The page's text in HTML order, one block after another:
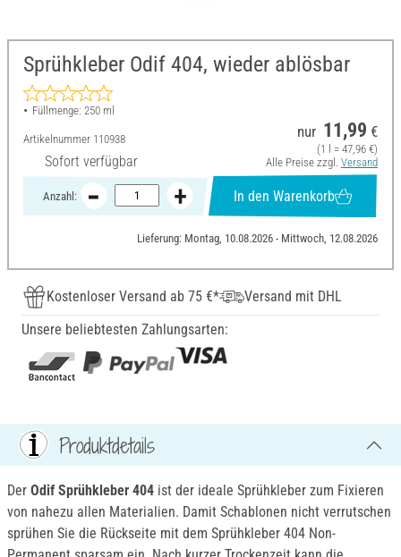
Sprühkleber Odif 404, wieder ablösbar
Füllmenge: 250 ml
Artikelnummer 110938
Sofort verfügbar
nur 11,99 €
(1 l = 47,96 €)
Alle Preise zzgl. Versand
Anzahl: In den Warenkorb
Lieferung: Montag, 10.08.2026 - Mittwoch, 12.08.2026
Kostenloser Versand ab 75 €*
Versand mit DHL
Unsere beliebtesten Zahlungsarten:
Produktdetails
Der Odif Sprühkleber 404 ist der ideale Sprühkleber zum Fixieren
von nahezu allen Materialien. Damit Schablonen nicht verrutschen
sprühen Sie die Rückseite mit dem Sprühkleber 404 Non-